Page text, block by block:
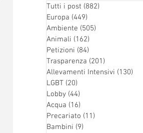
Tutti i post (882)
Europa (449)
Ambiente (505)
Animali (162)
Petizioni (84)
Trasparenza (201)
Allevamenti Intensivi (130)
LGBT (20)
Lobby (44)
Acqua (16)
Precariato (11)
Bambini (9)